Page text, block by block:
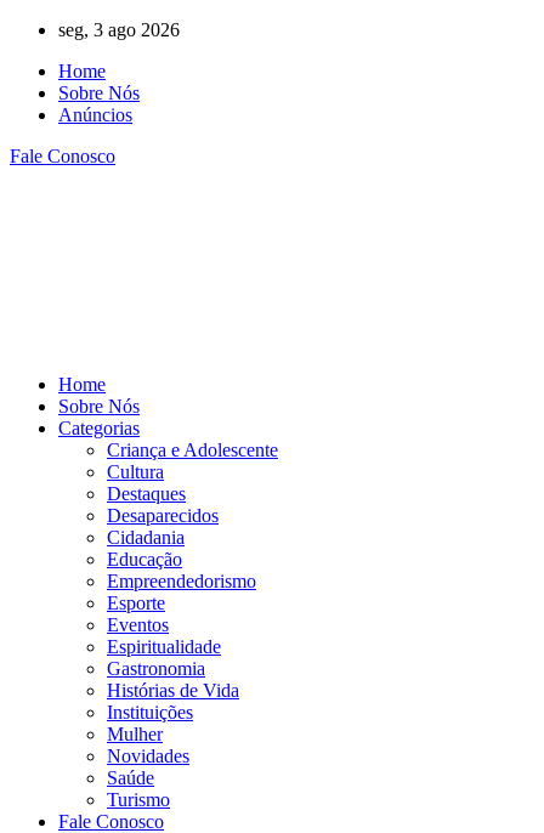
conteúdo
seg, 3 ago 2026
Home
Sobre Nós
Anúncios
Fale Conosco
Home
Sobre Nós
Categorias
Criança e Adolescente
Cultura
Destaques
Desaparecidos
Cidadania
Educação
Empreendedorismo
Esporte
Eventos
Espiritualidade
Gastronomia
Histórias de Vida
Instituições
Mulher
Novidades
Saúde
Turismo
Fale Conosco